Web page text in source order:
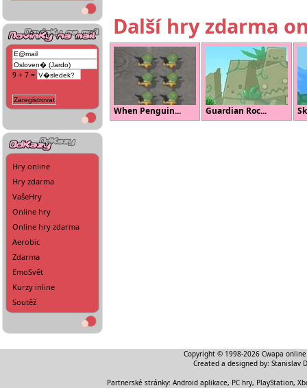
9 + 7 =
Hry online
Hry zdarma
VašeHry
Online hry
Online hry zdarma
Aerobic
Zdarma
EmoSvět
Kurzy inline
Soutěž
Další hry zdarma
When Penguin... Guardian Roc...
Copyright © 1998-2026 Cwapa
Created a designed by: Stanislav
Partnerské stránky: Android aplikace, PC hry, PlayStation,